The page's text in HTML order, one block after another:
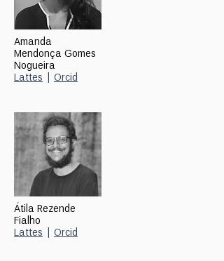
Amanda
Mendonça Gomes
Nogueira
Lattes
Orcid
Átila Rezende
Fialho
Lattes
Orcid